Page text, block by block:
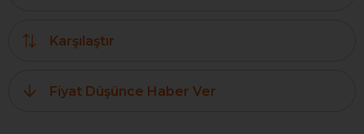
Karşılaştır
Fiyat Düşünce Haber Ver